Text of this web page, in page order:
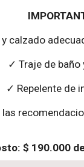
calzado
✓ Traje de baño
✓ Repelente de
$ 190.000